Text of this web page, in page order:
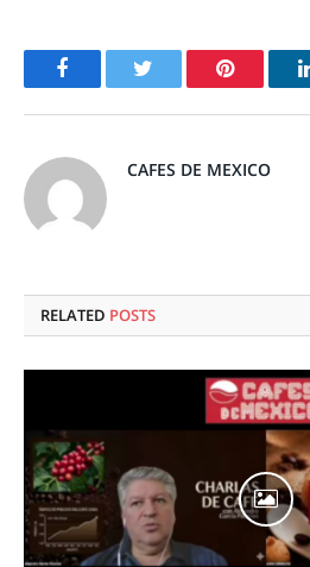
Facebook Pinterest
CAFES DE MEXICO
RELATED POSTS